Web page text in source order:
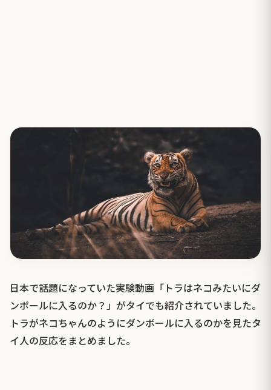
日本で話題になっていた実験動画「トラはネコみたいにダ
ンボールに入るのか？」がタイでも紹介されていました。
トラがネコちゃんのようにダンボールに入るのかを見たタ
イ人の反応をまとめました。